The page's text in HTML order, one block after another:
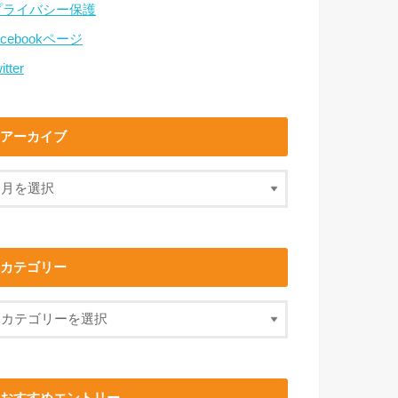
ライバシー保護
ページ
アーカイブ
カテゴリー